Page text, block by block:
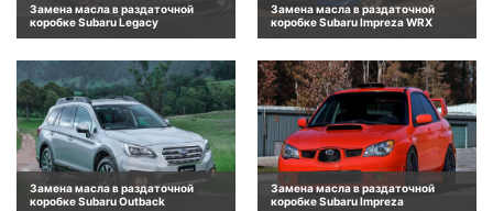
Замена масла в раздаточной
коробке Subaru Legacy
Замена масла в раздаточной
коробке Subaru Impreza WRX
Замена масла в раздаточной
коробке Subaru Outback
Замена масла в раздаточной
коробке Subaru Impreza